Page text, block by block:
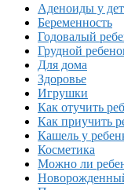
Аденоиды у
Беременность
Годовалый
Грудной
Для дома
Здоровье
Игрушки
Как отучить
Как приучить
Кашель у
Косметика
Можно ли